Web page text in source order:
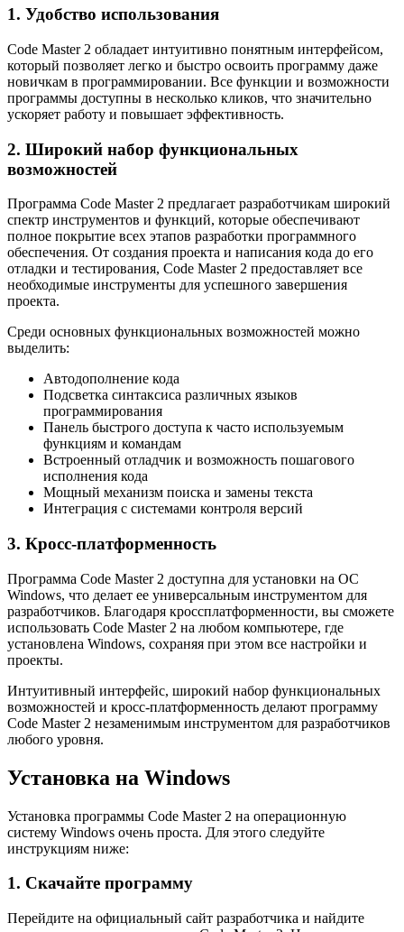
1. Удобство использования
Code Master 2 обладает интуитивно понятным интерфейсом,
который позволяет легко и быстро освоить программу даже
новичкам в программировании. Все функции и возможности
программы доступны в несколько кликов, что значительно
ускоряет работу и повышает эффективность.
2. Широкий набор функциональных
возможностей
Программа Code Master 2 предлагает разработчикам широкий
спектр инструментов и функций, которые обеспечивают
полное покрытие всех этапов разработки программного
обеспечения. От создания проекта и написания кода до его
отладки и тестирования, Code Master 2 предоставляет все
необходимые инструменты для успешного завершения
проекта.
Среди основных функциональных возможностей можно
выделить:
Автодополнение кода
Подсветка синтаксиса различных языков
программирования
Панель быстрого доступа к часто используемым
функциям и командам
Встроенный отладчик и возможность пошагового
исполнения кода
Мощный механизм поиска и замены текста
Интеграция с системами контроля версий
3. Кросс-платформенность
Программа Code Master 2 доступна для установки на ОС
Windows, что делает ее универсальным инструментом для
разработчиков. Благодаря кроссплатформенности, вы сможете
использовать Code Master 2 на любом компьютере, где
установлена Windows, сохраняя при этом все настройки и
проекты.
Интуитивный интерфейс, широкий набор функциональных
возможностей и кросс-платформенность делают программу
Code Master 2 незаменимым инструментом для разработчиков
любого уровня.
Установка на Windows
Установка программы Code Master 2 на операционную
систему Windows очень проста. Для этого следуйте
инструкциям ниже:
1. Скачайте программу
Перейдите на официальный сайт разработчика и найдите